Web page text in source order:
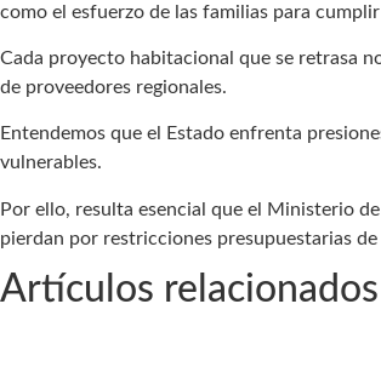
como el esfuerzo de las familias para
Cada proyecto habitacional que se retrasa
de proveedores regionales.
Entendemos que el Estado enfrenta
vulnerables.
Por ello, resulta esencial que el Ministerio
pierdan por restricciones presupuestarias
Artículos relacionados